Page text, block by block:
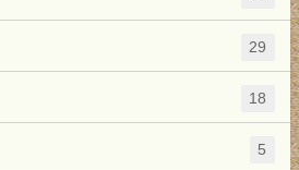
29
18
5